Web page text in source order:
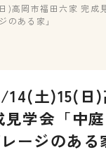
)高岡市福田六家 完成
のある家」
14(土)15(日
見学会「中
ージのある